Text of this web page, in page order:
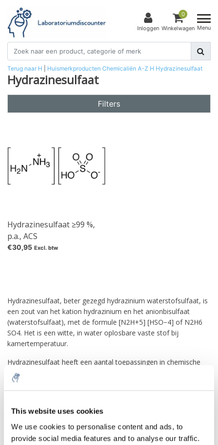
This website uses cookies
We use cookies to personalise content and ads, to
provide social media features and to analyse our traffic.
Inloggen
0
Winkelwagen Menu
Terug naar H Huismerkproducten Chemicaliën A-Z H Hydrazinesulfaat
Hydrazinesulfaat
Filters
Hydrazinesulfaat ≥99 %,
p.a., ACS
€30,95 Excl. btw
Hydrazinesulfaat, beter gezegd hydrazinium waterstofsulfaat, is
een zout van het kation hydrazinium en het anionbisulfaat
(waterstofsulfaat), met de formule [N2H+5] [HSO−4] of N2H6
SO4. Het is een witte, in water oplosbare vaste stof bij
kamertemperatuur.
Hydrazinesulfaat heeft een aantal toepassingen in chemische
laboratoria en in de chemische industrie, waaronder analytische
chemie en de synthese van organische verbindingen. Bij die
toepassingen heeft het gewoonlijk de voorkeur boven zuiver
vatbaar is voor atmosferische oxidatie.
Laboratorium- en industrieel gebruik